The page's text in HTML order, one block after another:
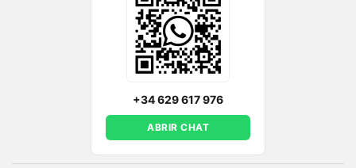
+34 629 617 976
ABRIR CHAT